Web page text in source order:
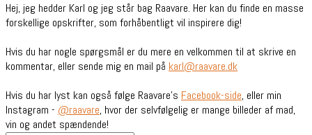
Hej, jeg hedder Karl og jeg står bag Raavare. Her kan du finde en masse
forskellige opskrifter, som forhåbentligt vil inspirere dig!
Hvis du har nogle spørgsmål er du mere en velkommen til at skrive en
kommentar, eller sende mig en mail på karl@raavare.dk
Hvis du har lyst kan også følge Raavare’s Facebook-side, eller min
Instagram - @raavare, hvor der selvfølgelig er mange billeder af mad,
vin og andet spændende!